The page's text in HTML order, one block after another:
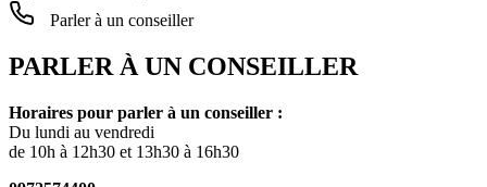
Parler à un conseiller
PARLER À UN CONSEILLER
Horaires pour parler à un conseiller :
Du lundi au vendredi
de 10h à 12h30 et 13h30 à 16h30